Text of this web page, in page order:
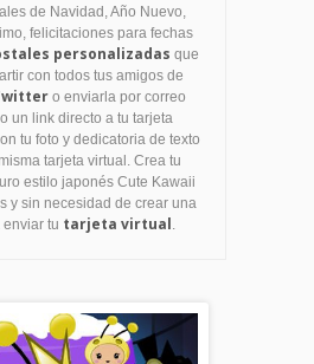
de Navidad, Año Nuevo,
felicitaciones para fechas
personalizadas que
con todos tus amigos de
o enviarla por correo
un link directo a tu tarjeta
tu foto y dedicatoria de texto
tarjeta virtual. Crea tu
estilo japonés Cute Kawaii
y sin necesidad de crear una
tu tarjeta virtual.